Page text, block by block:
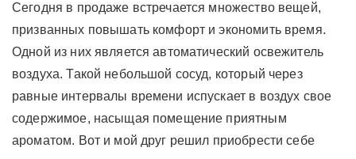
Сегодня в продаже встречается множество вещей,
призванных повышать комфорт и экономить время.
Одной из них является автоматический освежитель
воздуха. Такой небольшой сосуд, который через
равные интервалы времени испускает в воздух свое
содержимое, насыщая помещение приятным
ароматом. Вот и мой друг решил приобрести себе